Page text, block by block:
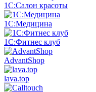
1С:Салон красоты
1С:Медицина
1С:Фитнес клуб
AdvantShop
lava.top